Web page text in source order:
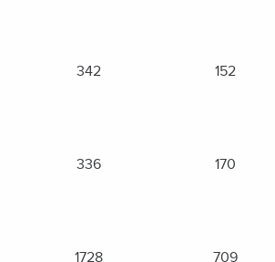
342 152
336 170
1728 709